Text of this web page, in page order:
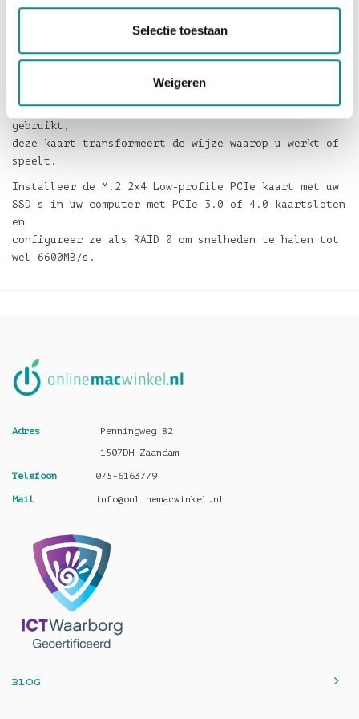
Selectie toestaan
Weigeren
- 10x meer dan een draaiende schijf - stelt Sonnet's
M.2 2x4 Low-profile PCIe kaart u in staat om er twee
plaatsen op een enkel x8 kaart slot en de zijn
prestaties te combineren (6600MB/s). Hoe u hem ook
gebruikt,
deze kaart transformeert de wijze waarop u werkt of
speelt.
Installeer de M.2 2x4 Low-profile PCIe kaart met uw
SSD's in uw computer met PCIe 3.0 of 4.0 kaartsloten
en
configureer ze als RAID 0 om snelheden te halen tot
wel 6600MB/s.
Adres
Penningweg 82
1507DH Zaandam
Telefoon 075-6163779
Mail info@onlinemacwinkel.nl
BLOG